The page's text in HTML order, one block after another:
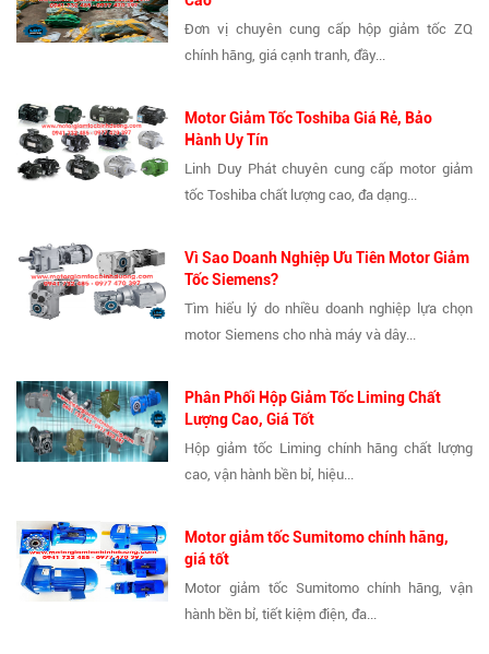
Đơn vị chuyên cung cấp hộp giảm tốc ZQ
chính hãng, giá cạnh tranh, đầy...
Motor Giảm Tốc Toshiba Giá Rẻ, Bảo
Hành Uy Tín
Linh Duy Phát chuyên cung cấp motor giảm
tốc Toshiba chất lượng cao, đa dạng...
Vì Sao Doanh Nghiệp Ưu Tiên Motor Giảm
Tốc Siemens?
Tìm hiểu lý do nhiều doanh nghiệp lựa chọn
motor Siemens cho nhà máy và dây...
Phân Phối Hộp Giảm Tốc Liming Chất
Lượng Cao, Giá Tốt
Hộp giảm tốc Liming chính hãng chất lượng
cao, vận hành bền bỉ, hiệu...
Motor giảm tốc Sumitomo chính hãng,
giá tốt
Motor giảm tốc Sumitomo chính hãng, vận
hành bền bỉ, tiết kiệm điện, đa...